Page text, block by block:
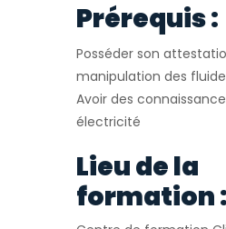
Prérequis :
Posséder son
manipulation des
Avoir des
électricité
Lieu de la
formation :